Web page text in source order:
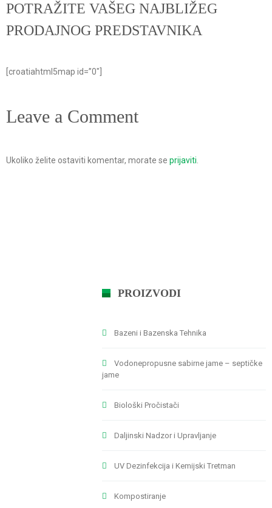
POTRAŽITE VAŠEG NAJBLIŽEG
PRODAJNOG PREDSTAVNIKA
[croatiahtml5map id=”0″]
Leave a Comment
Ukoliko želite ostaviti komentar, morate se prijaviti
PROIZVODI
Bazeni i Bazenska Tehnika
Vodonepropusne sabirne jame – septičke
jame
Biološki Pročistači
Daljinski Nadzor i Upravljanje
UV Dezinfekcija i Kemijski Tretman
Kompostiranje